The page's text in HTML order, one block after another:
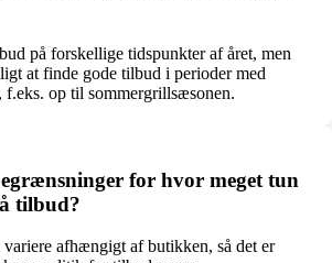
på forskellige tidspunkter af året, men
at finde gode tilbud i perioder med
f.eks. op til sommergrillsæsonen.
for hvor meget tun
tilbud?
afhængigt af butikken, så det er